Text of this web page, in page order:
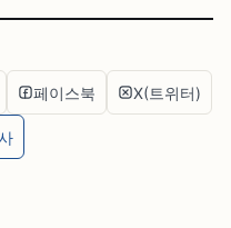
페이스북 X(트위터)